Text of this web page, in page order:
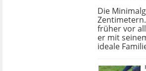
Die
früher vor
er mit
ideale